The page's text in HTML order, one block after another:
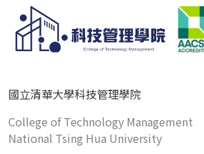
國立清華大學科技管理學院
College of Technology Management
National Tsing Hua University